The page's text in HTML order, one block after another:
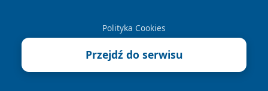
Kaziuki odbywają się co roku na początku marca,
w nawiązaniu do dnia św. Kazimierza
obchodzonego 4 marca.
Polityka Cookies
Przejdź do serwisu